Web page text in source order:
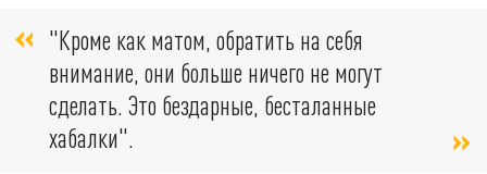
"Кроме как матом, обратить на себя
внимание, они больше ничего не могут
сделать. Это бездарные, бесталанные
хабалки".